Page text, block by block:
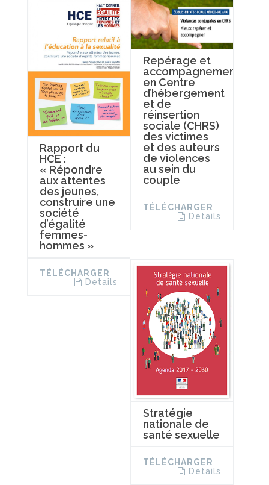
Rapport du
HCE :
« Répondre
aux attentes
des jeunes,
construire une
société
d’égalité
femmes-
hommes »
TÉLÉCHARGER
Details
Repérage et
accompagnement
en Centre
d’hébergement
et de
réinsertion
sociale (CHRS)
des victimes
et des auteurs
de violences
au sein du
couple
TÉLÉCHARGER
Details
Stratégie
nationale de
santé sexuelle
TÉLÉCHARGER
Details